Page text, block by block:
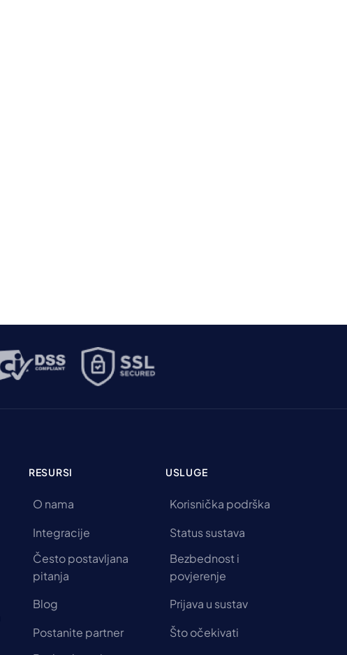
RESURSI
O nama
Integracije
Često postavljana
pitanja
Blog
Postanite partner
USLUGE
Korisnička podrška
Status sustava
Bezbednost i
povjerenje
Prijava u sustav
Što očekivati